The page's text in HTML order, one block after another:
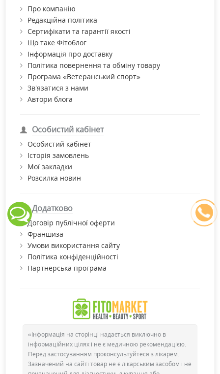
Про компанію
Редакційна політика
Сертифікати та гарантії якості
Що таке Фітоблог
Інформація про доставку
Політика повернення та обміну товару
Програма «Ветеранський спорт»
Зв’язатися з нами
Автори блога
Особистий кабінет
Особистий кабінет
Історія замовлень
Мої закладки
Розсилка новин
Додатково
Договір публічної оферти
Франшиза
Умови використання сайту
Політика конфіденційності
Партнерська програма
«Інформація на сторінці надається виключно в
інформаційних цілях і не є медичною рекомендацією.
Перед застосуванням проконсультуйтеся з лікарем.
Зазначений на сайті товар не є лікарським засобом і не